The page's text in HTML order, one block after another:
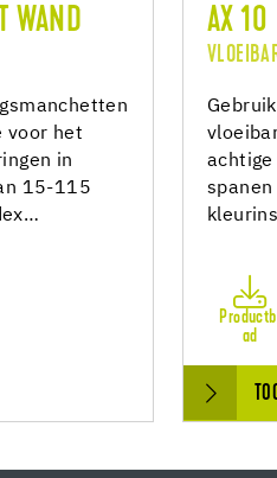
WAND
voor het
in
15-115
AX 10
Productbl
ad